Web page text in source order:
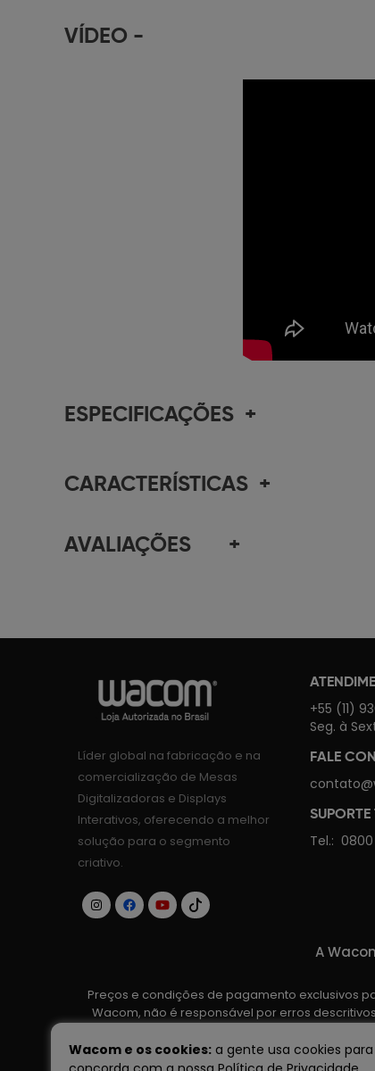
VÍDEO -
ESPECIFICAÇÕES +
CARACTERÍSTICAS +
AVALIAÇÕES +
Líder global na fabricação e na
comercialização de Mesas
Digitalizadoras e Displays
Interativos, oferecendo a melhor
solução para o segmento
criativo.
+55 (11)
Seg. à
FALE
Tel.: 0800
A
Preços e condições de pagamento exclusivos
Wacom, não é responsável por erros
Wacom e os cookies: a gente usa cookies